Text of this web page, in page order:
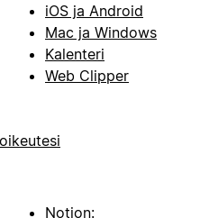
iOS ja Android
Mac ja Windows
Kalenteri
Web Clipper
Notion: